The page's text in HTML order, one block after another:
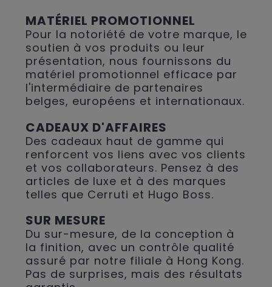
MATÉRIEL PROMOTIONNEL
Pour la notoriété de votre marque, le
soutien à vos produits ou leur
présentation, nous fournissons du
matériel promotionnel efficace par
l'intermédiaire de partenaires
belges, européens et internationaux.
CADEAUX D'AFFAIRES
Des cadeaux haut de gamme qui
renforcent vos liens avec vos clients
et vos collaborateurs. Pensez à des
articles de luxe et à des marques
telles que Cerruti et Hugo Boss.
SUR MESURE
Du sur-mesure, de la conception à
la finition, avec un contrôle qualité
assuré par notre filiale à Hong Kong.
Pas de surprises, mais des résultats